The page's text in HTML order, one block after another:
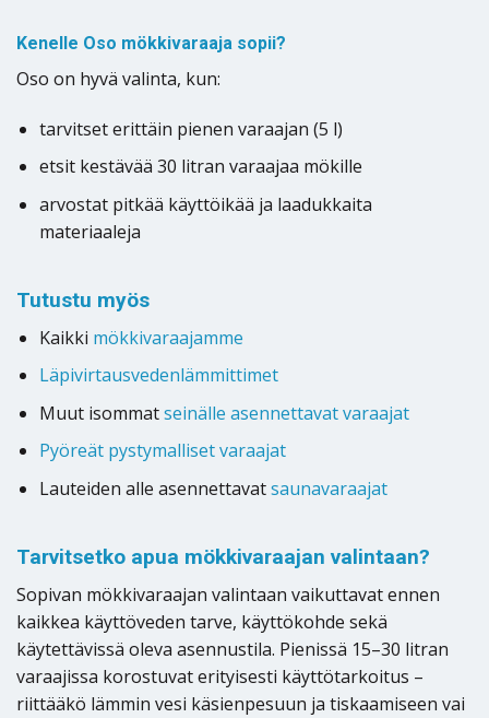
Kenelle Oso mökkivaraaja sopii?
Oso on hyvä valinta, kun:
tarvitset erittäin pienen varaajan (5 l)
etsit kestävää 30 litran varaajaa mökille
arvostat pitkää käyttöikää ja laadukkaita
materiaaleja
Tutustu myös
Kaikki mökkivaraajamme
Läpivirtausvedenlämmittimet
Muut isommatseinälle asennettavat varaajat
Pyöreät pystymalliset varaajat
Lauteiden alle asennettavatsaunavaraajat
Tarvitsetko apua mökkivaraajan valintaan?
Sopivan mökkivaraajan valintaan vaikuttavat ennen
kaikkea käyttöveden tarve, käyttökohde sekä
käytettävissä oleva asennustila. Pienissä 15–30 litran
varaajissa korostuvat erityisesti käyttötarkoitus –
riittääkö lämmin vesi käsienpesuun ja tiskaamiseen vai